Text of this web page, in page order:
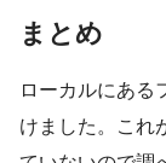
まとめ
ローカルにある
けました。これ